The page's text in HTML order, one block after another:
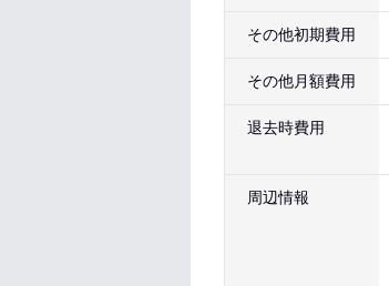
その他初期費用
その他月額費用
退去時費用
周辺情報